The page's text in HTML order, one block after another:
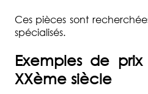
Ces pièces sont
spécialisés.
Exemples de
XXème siècle